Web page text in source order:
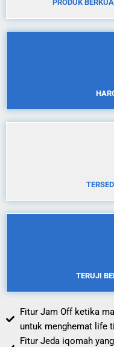
PRODUK
TERUJI
Fitur Jam Off ketika
untuk menghemat life
Fitur Jeda iqomah